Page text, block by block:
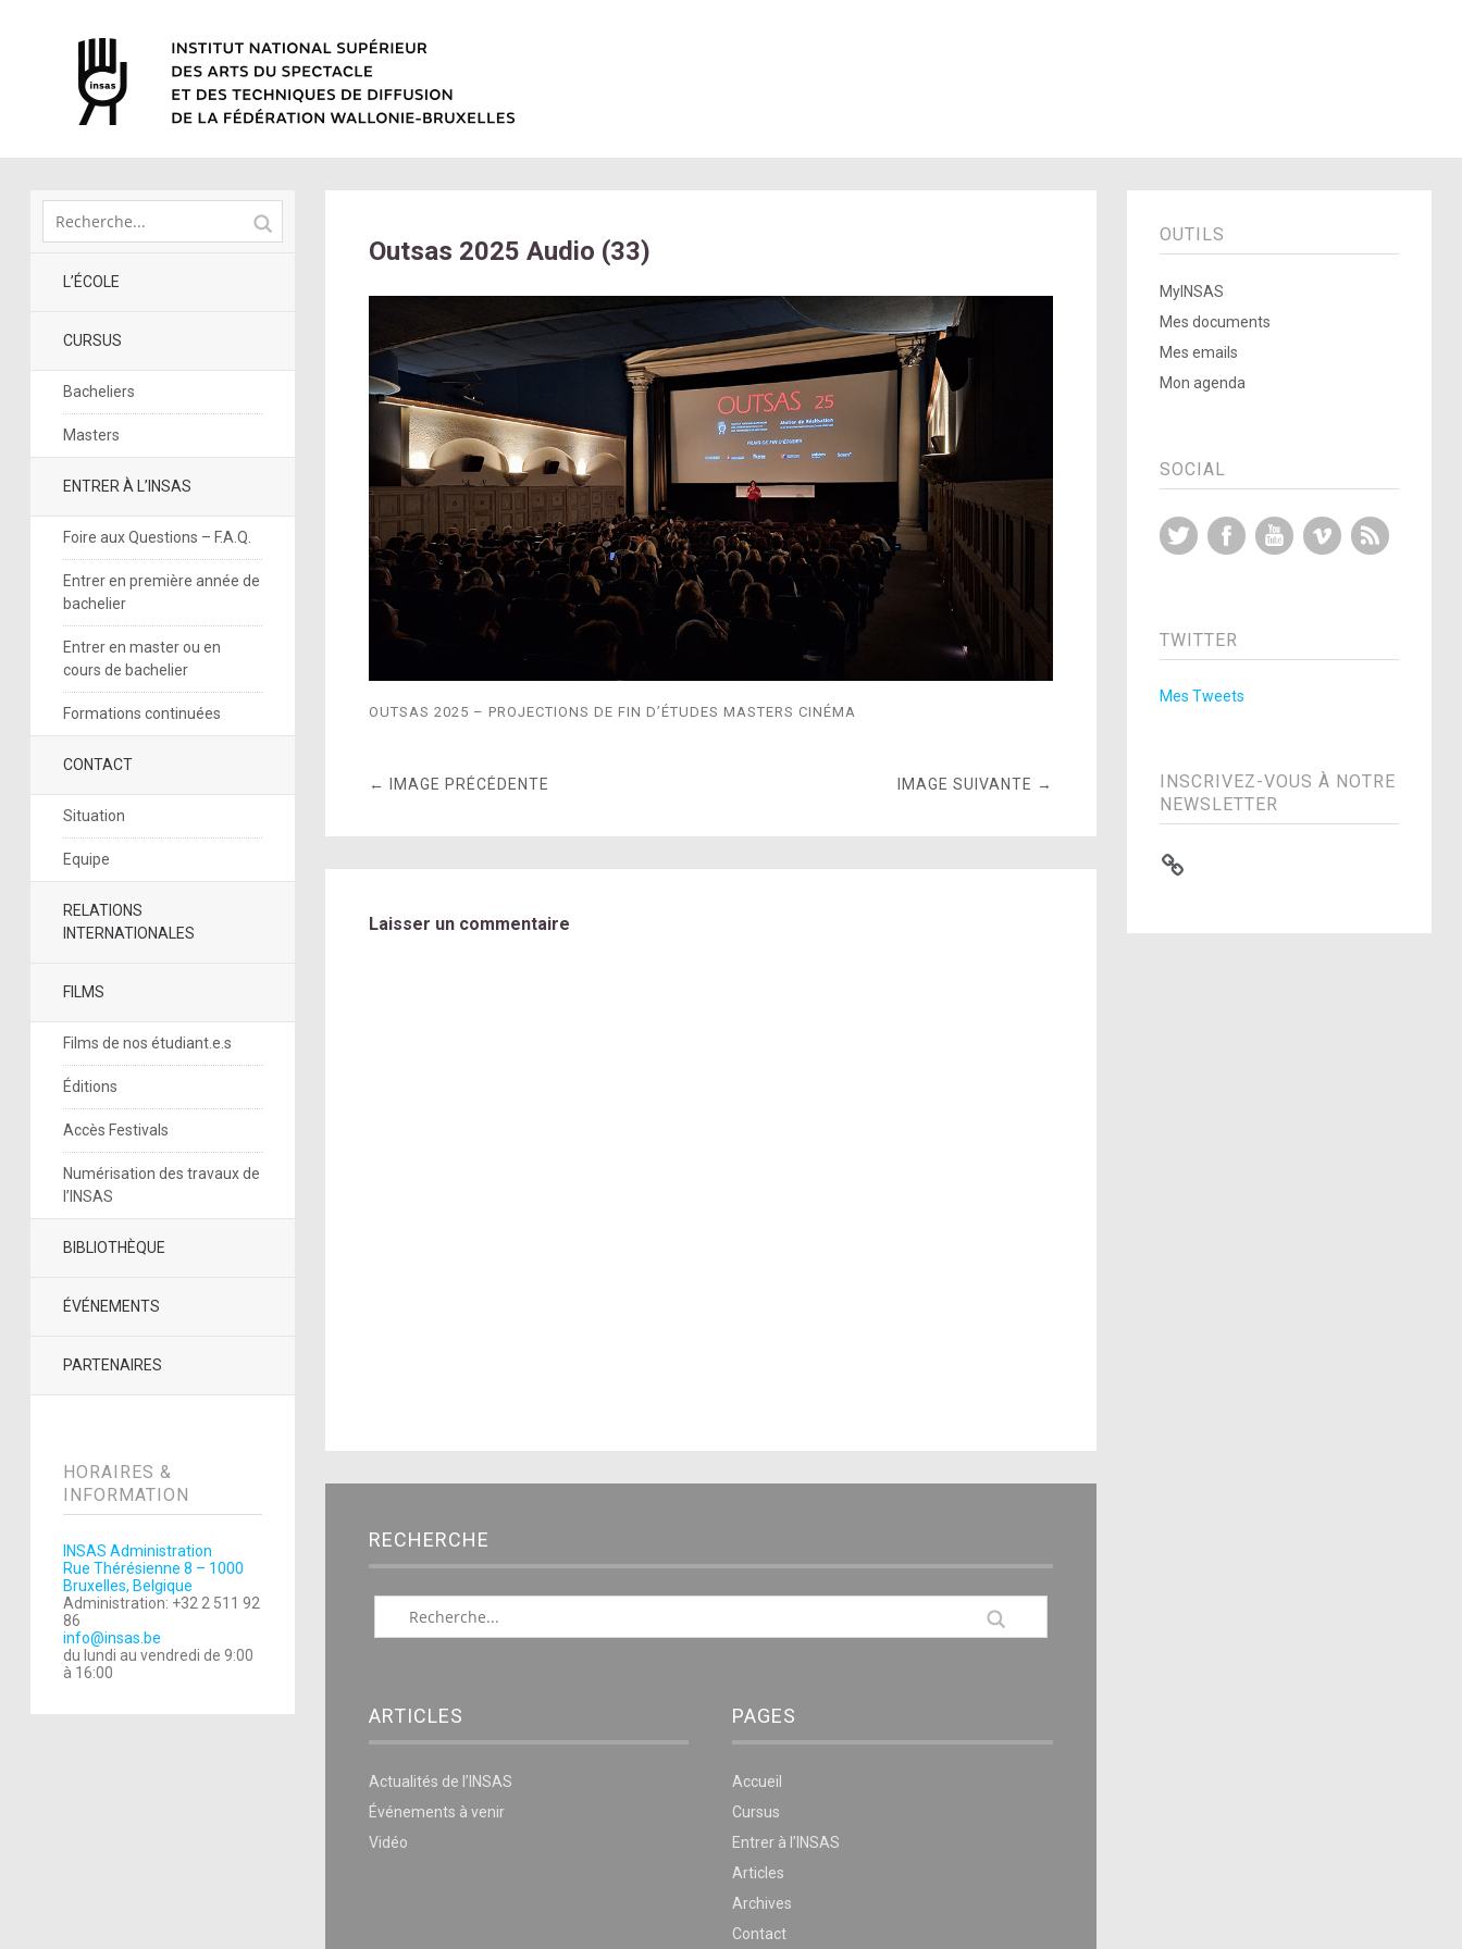
L’ÉCOLE
CURSUS
Bacheliers
Masters
ENTRER À L’INSAS
Foire aux Questions – F.A.Q.
Entrer en première année de
bachelier
Entrer en master ou en
cours de bachelier
Formations continuées
CONTACT
Situation
Equipe
RELATIONS
INTERNATIONALES
FILMS
Films de nos étudiant.e.s
Éditions
Accès Festivals
Numérisation des travaux de
l’INSAS
BIBLIOTHÈQUE
ÉVÉNEMENTS
PARTENAIRES
HORAIRES &
INFORMATION
INSAS Administration
Rue Thérésienne 8 – 1000
Bruxelles, Belgique
Administration: +32 2 511 92
86
info@insas.be
du lundi au vendredi de 9:00
à 16:00
Outsas 2025 Audio (33)
OUTSAS 2025 – PROJECTIONS DE FIN D’ÉTUDES MASTERS CINÉMA
← IMAGE PRÉCÉDENTE IMAGE SUIVANTE →
Laisser un commentaire
RECHERCHE
ARTICLES
Actualités de l’INSAS
Événements à venir
Vidéo
PAGES
Accueil
Cursus
Entrer à l’INSAS
Articles
Archives
Contact
OUTILS
MyINSAS
Mes documents
Mes emails
Mon agenda
SOCIAL
Twitter FacebookYouTubeVimeo
TWITTER
Mes Tweets
INSCRIVEZ-VOUS À NOTRE
NEWSLETTER